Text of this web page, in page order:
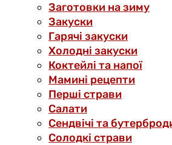
Заготовки на зиму
Закуски
Гарячі закуски
Холодні закуски
Коктейлі та напої
Мамині рецепти
Перші страви
Салати
Сендвічі та
Солодкі страви